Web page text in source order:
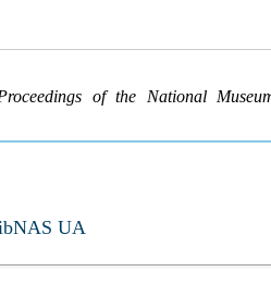
of the National
UA